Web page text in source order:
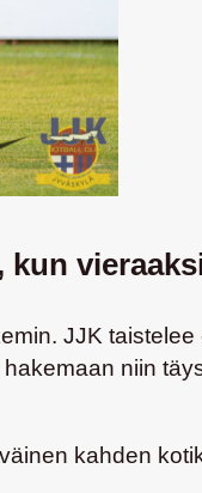
JJK
niin
kahden